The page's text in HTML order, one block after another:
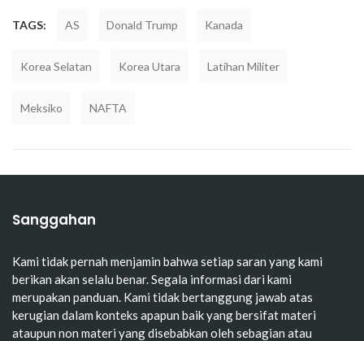
TAGS: AS Donald Trump Kanada
Korea Selatan Korea Utara Latihan Militer
Meksiko NAFTA
Sanggahan
Kami tidak pernah menjamin bahwa setiap saran yang kami
berikan akan selalu benar. Segala informasi dari kami
merupakan panduan. Kami tidak bertanggung jawab atas
kerugian dalam konteks apapun baik yang bersifat materi
ataupun non materi yang disebabkan oleh sebagian atau